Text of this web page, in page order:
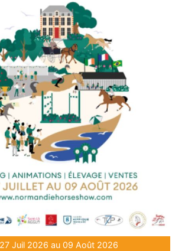
Juil 2026 au 09 Août 2026